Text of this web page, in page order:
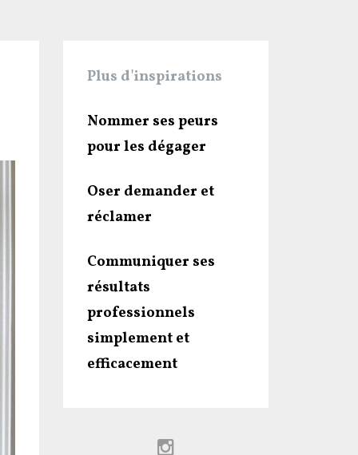
Plus d'inspirations
Nommer ses peurs
pour les dégager
Oser demander et
réclamer
Communiquer ses
résultats
professionnels
simplement et
efficacement